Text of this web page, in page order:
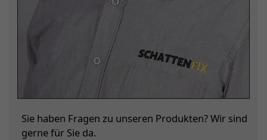
Sie haben Fragen zu unseren Produkten? Wir sind
gerne für Sie da.